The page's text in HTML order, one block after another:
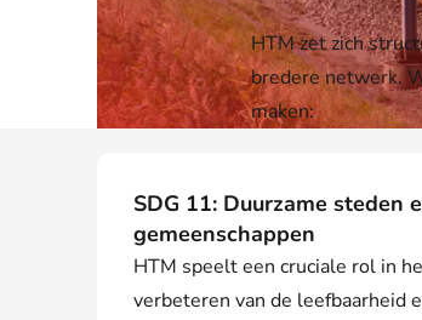
HTM zet zich
bredere netwerk.
maken:
SDG 11: Duurzame steden
gemeenschappen
HTM speelt een cruciale rol in
verbeteren van de leefbaarheid